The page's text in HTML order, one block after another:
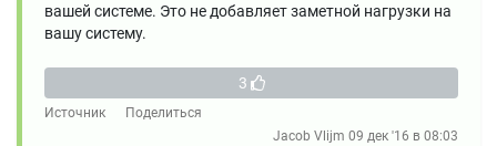
вашей системе. Это не добавляет заметной нагрузки на
вашу систему.
3
Источник
Поделиться
Jacob Vlijm 09 дек '16 в 08:03